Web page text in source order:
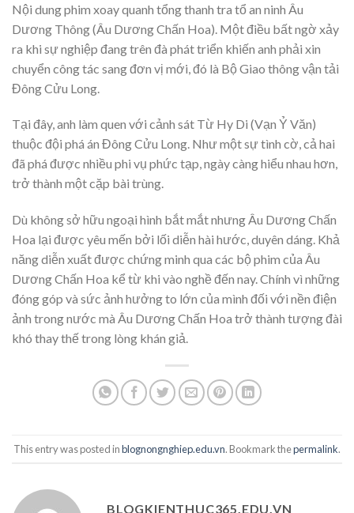
Nội dung phim xoay quanh tổng thanh tra tổ an ninh Âu
Dương Thông (Âu Dương Chấn Hoa). Một điều bất ngờ xảy
ra khi sự nghiệp đang trên đà phát triển khiến anh phải xin
chuyển công tác sang đơn vị mới, đó là Bộ Giao thông vận tải
Đông Cửu Long.
Tại đây, anh làm quen với cảnh sát Từ Hy Di (Vạn Ỷ Văn)
thuộc đội phá án Đông Cửu Long. Như một sự tình cờ, cả hai
đã phá được nhiều phi vụ phức tạp, ngày càng hiểu nhau hơn,
trở thành một cặp bài trùng.
Dù không sở hữu ngoại hình bắt mắt nhưng Âu Dương Chấn
Hoa lại được yêu mến bởi lối diễn hài hước, duyên dáng. Khả
năng diễn xuất được chứng minh qua các bộ phim của Âu
Dương Chấn Hoa kể từ khi vào nghề đến nay. Chính vì những
đóng góp và sức ảnh hưởng to lớn của mình đối với nền điện
ảnh trong nước mà Âu Dương Chấn Hoa trở thành tượng đài
khó thay thế trong lòng khán giả.
This entry was posted inblognongnghiep.edu.vn. Bookmark thepermalink.
BLOGKIENTHUC365.EDU.VN